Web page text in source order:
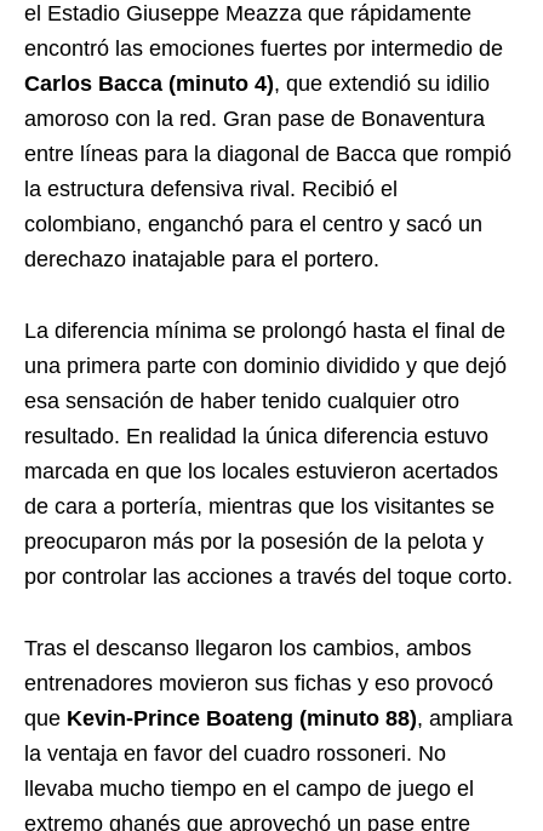
el Estadio Giuseppe Meazza que rápidamente
encontró las emociones fuertes por intermedio de
Carlos Bacca (minuto 4), que extendió su idilio
amoroso con la red. Gran pase de Bonaventura
entre líneas para la diagonal de Bacca que rompió
la estructura defensiva rival. Recibió el
colombiano, enganchó para el centro y sacó un
derechazo inatajable para el portero.
La diferencia mínima se prolongó hasta el final de
una primera parte con dominio dividido y que dejó
esa sensación de haber tenido cualquier otro
resultado. En realidad la única diferencia estuvo
marcada en que los locales estuvieron acertados
de cara a portería, mientras que los visitantes se
preocuparon más por la posesión de la pelota y
por controlar las acciones a través del toque corto.
Tras el descanso llegaron los cambios, ambos
entrenadores movieron sus fichas y eso provocó
que Kevin-Prince Boateng (minuto 88), ampliara
la ventaja en favor del cuadro rossoneri. No
llevaba mucho tiempo en el campo de juego el
extremo ghanés que aprovechó un pase entre